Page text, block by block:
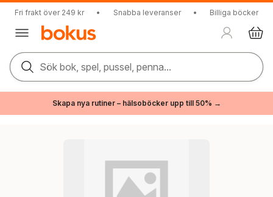
Fri frakt över 249 kr • Snabba leveranser • Billiga böcker
Sök bok, spel, pussel, penna...
Skapa nya rutiner – hälsoböcker upp till 50% →